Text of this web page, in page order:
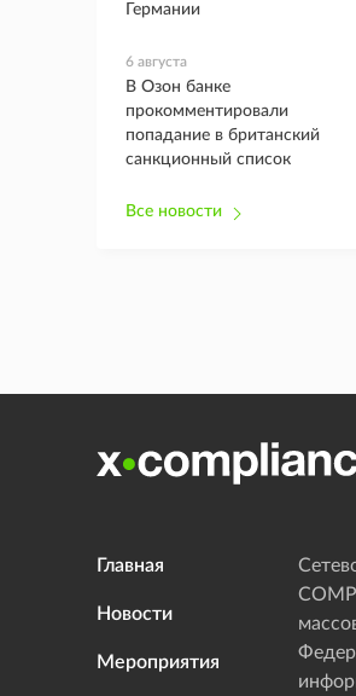
Германии
6 августа
В Озон банке
прокомментировали
попадание в британский
санкционный список
Все новости
Главная
Новости
Мероприятия